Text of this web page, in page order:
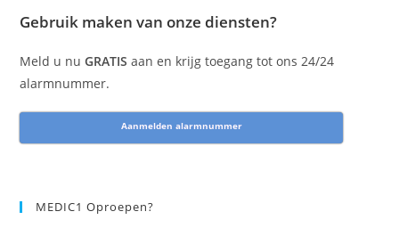
Gebruik maken van onze diensten?
Meld u nuGRATIS aan en krijg toegang tot ons 24/24
alarmnummer.
Aanmelden alarmnummer
MEDIC1 Oproepen?